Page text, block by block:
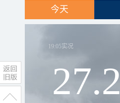
今天
19:05实况
27.2